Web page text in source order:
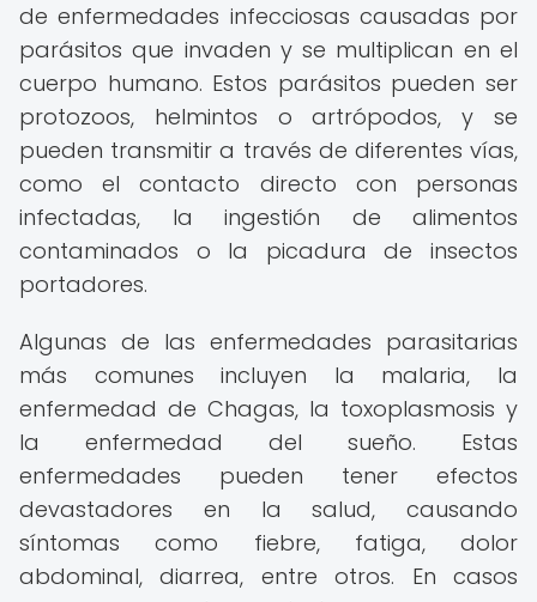
de enfermedades infecciosas causadas por
parásitos que invaden y se multiplican en el
cuerpo humano. Estos parásitos pueden ser
protozoos, helmintos o artrópodos, y se
pueden transmitir a través de diferentes vías,
como el contacto directo con personas
infectadas, la ingestión de alimentos
contaminados o la picadura de insectos
portadores.
Algunas de las enfermedades parasitarias
más comunes incluyen la malaria, la
enfermedad de Chagas, la toxoplasmosis y
la enfermedad del sueño. Estas
enfermedades pueden tener efectos
devastadores en la salud, causando
síntomas como fiebre, fatiga, dolor
abdominal, diarrea, entre otros. En casos